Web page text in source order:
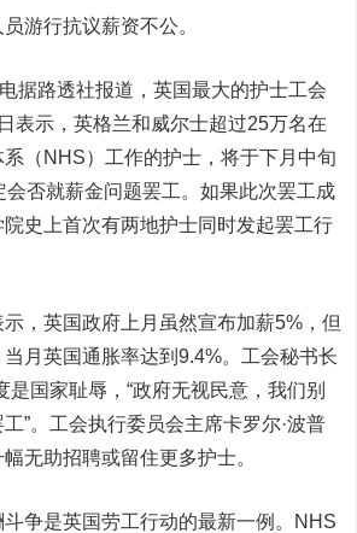
游行抗议薪资不公。
据路透社报道，英国最大的护士工会
表示，英格兰和威尔士超过25万名在
（NHS）工作的护士，将于下月中旬
否就薪金问题罢工。如果此次罢工成
史上首次有两地护士同时发起罢工行
英国政府上月虽然宣布加薪5%，但
月英国通胀率达到9.4%。工会秘书长
是国家耻辱，“政府无视民意，我们别
”。工会执行委员会主席卡罗尔·波普
无助招聘或留住更多护士。
是英国劳工行动的最新一例。NHS